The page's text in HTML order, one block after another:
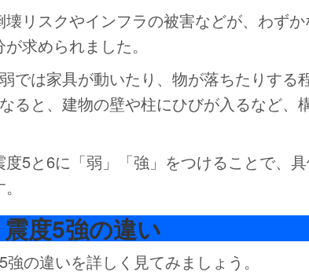
リスクやインフラの被害などが、わず
求められました。
では家具が動いたり、物が落ちたりする
ると、建物の壁や柱にひびが入るなど、
度5と6に「弱」「強」をつけることで、
度5強の違い
の違いを詳しく見てみましょう。